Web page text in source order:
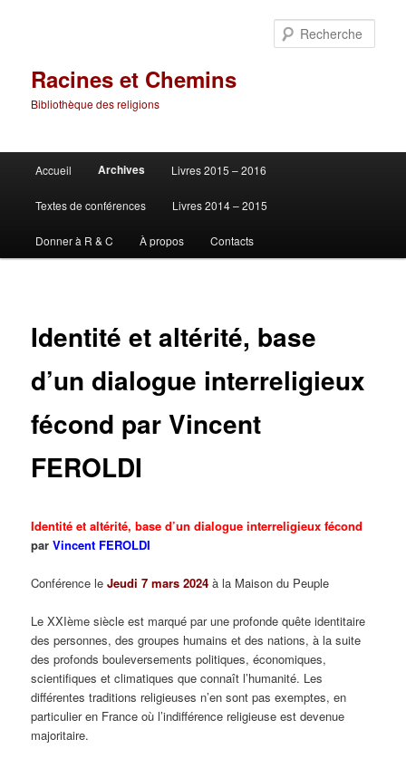
Racines et Chemins
Bibliothèque des religions
principal
Accueil Archives Livres 2015 – 2016
Textes de conférences Livres 2014 – 2015
Donner à R & C À propos Contacts
Identité et altérité, base
d’un dialogue interreligieux
fécond par Vincent
FEROLDI
Identité et altérité, base d’un dialogue interreligieux fécond
parVincent FEROLDI
Conférence leJeudi 7 mars 2024 à la Maison du Peuple
Le XXIème siècle est marqué par une profonde quête identitaire
des personnes, des groupes humains et des nations, à la suite
des profonds bouleversements politiques, économiques,
scientifiques et climatiques que connaît l’humanité. Les
différentes traditions religieuses n’en sont pas exemptes, en
particulier en France où l’indifférence religieuse est devenue
majoritaire.